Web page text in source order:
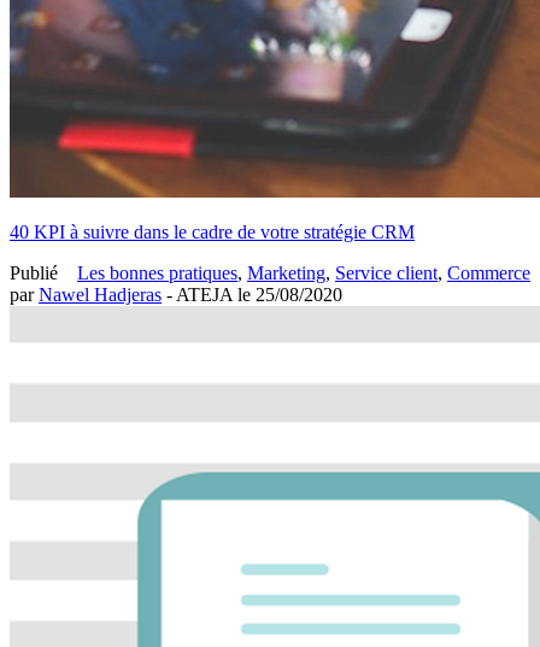
40 KPI à suivre dans le cadre de votre stratégie CRM
Les bonnes pratiques, Marketing, Service client, Commerce
Publié
parNawel Hadjeras - ATEJA le 25/08/2020